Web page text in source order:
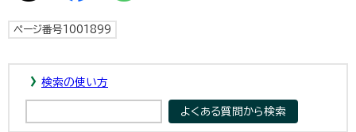
ページ番号1001899
検索の使い方